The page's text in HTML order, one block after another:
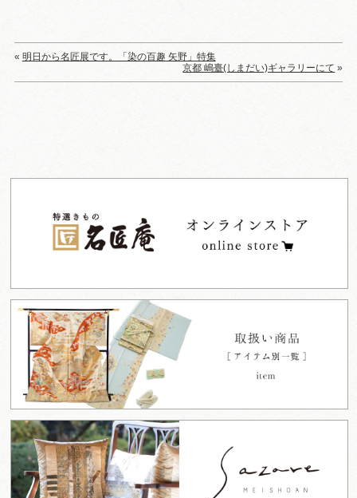
« 明日から名匠展です。「染の百趣 矢野」特集
京都 嶋臺(しまだい)ギャラリーにて »